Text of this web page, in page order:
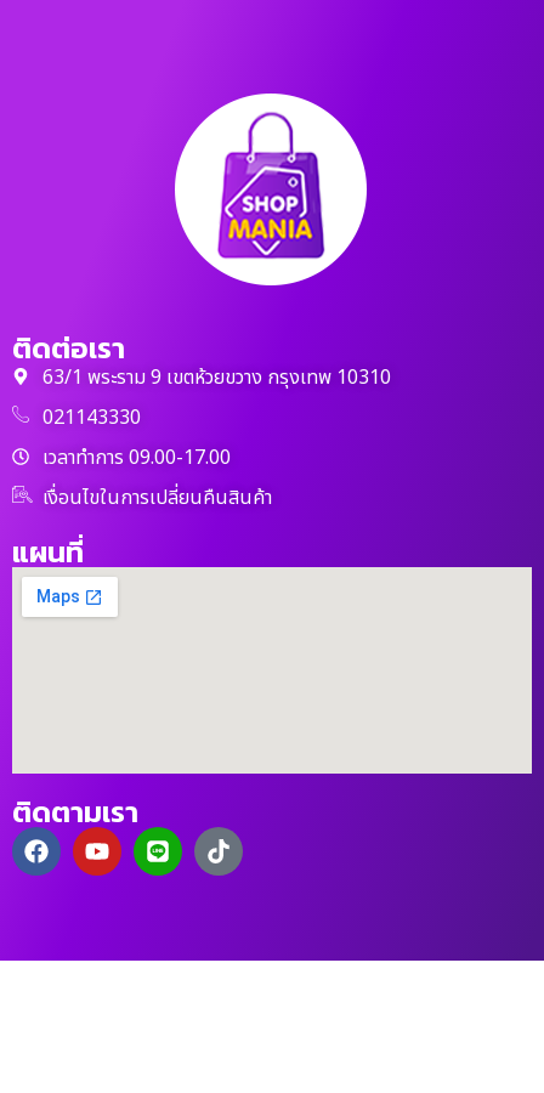
ติดต่อเรา
63/1 พระราม 9 เขตห้วยขวาง กรุงเทพ 10310
021143330
เวลาทำการ 09.00-17.00
เงื่อนไขในการเปลี่ยนคืนสินค้า
แผนที่
ติดตามเรา